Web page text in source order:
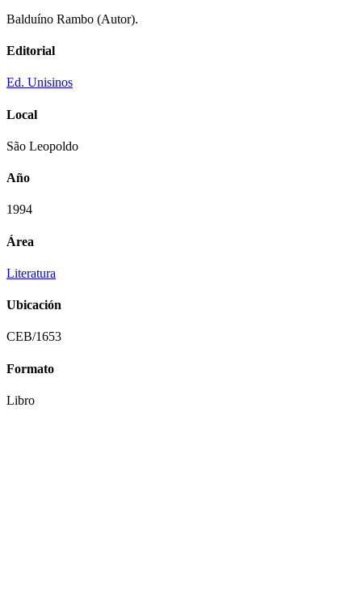
Balduíno Rambo (Autor).
Editorial
Ed. Unisinos
Local
São Leopoldo
Año
1994
Área
Literatura
Ubicación
CEB/1653
Formato
Libro